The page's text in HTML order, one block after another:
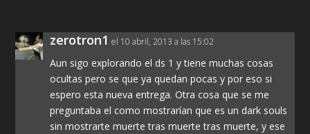
zerotron1 el 10 abril, 2013 a las 15:02
Aun sigo explorando el ds 1 y tiene muchas cosas
ocultas pero se que ya quedan pocas y por eso si
espero esta nueva entrega. Otra cosa que se me
preguntaba el como mostrarían que es un dark souls
sin mostrarte muerte tras muerte tras muerte, y ese